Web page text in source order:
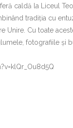
caldă la Liceul
tradiția cu
Unire. Cu toate
fotografiile și